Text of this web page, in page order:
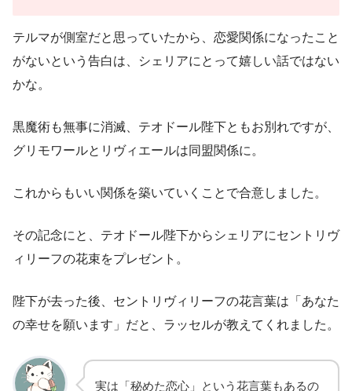
テルマが側室だと思っていたから、恋愛関係になったこと
がないという告白は、シェリアにとって嬉しい話ではない
かな。
黒魔術も無事に消滅、テオドール陛下ともお別れですが、
グリモワールとリヴィエールは同盟関係に。
これからもいい関係を築いていくことで合意しました。
その記念にと、テオドール陛下からシェリアにセントリヴ
ィリーフの花束をプレゼント。
陛下が去った後、セントリヴィリーフの花言葉は「あなた
の幸せを願います」だと、ラッセルが教えてくれました。
実は「秘めた恋心」という花言葉もあるの